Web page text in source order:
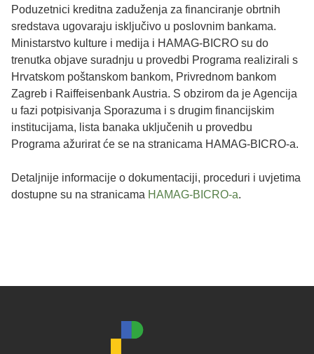
Poduzetnici kreditna zaduženja za financiranje obrtnih
sredstava ugovaraju isključivo u poslovnim bankama.
Ministarstvo kulture i medija i HAMAG-BICRO su do
trenutka objave suradnju u provedbi Programa realizirali s
Hrvatskom poštanskom bankom, Privrednom bankom
Zagreb i Raiffeisenbank Austria. S obzirom da je Agencija
u fazi potpisivanja Sporazuma i s drugim financijskim
institucijama, lista banaka uključenih u provedbu
Programa ažurirat će se na stranicama HAMAG-BICRO-a.
Detaljnije informacije o dokumentaciji, proceduri i uvjetima
dostupne su na stranicama HAMAG-BICRO-a.